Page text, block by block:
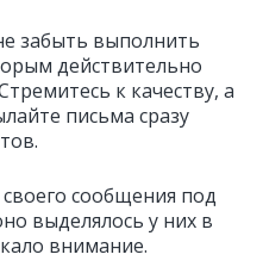
забыть выполнить
действительно
к качеству, а
письма сразу
сообщения под
выделялось у них в
внимание.